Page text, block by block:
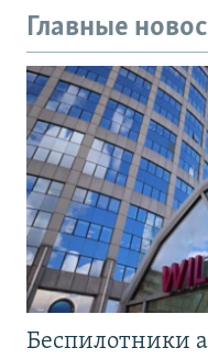
Главные
Беспилотники